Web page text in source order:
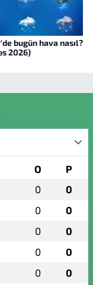
bugün hava nasıl?
2026)
O P
0 0
0 0
0 0
0 0
0 0